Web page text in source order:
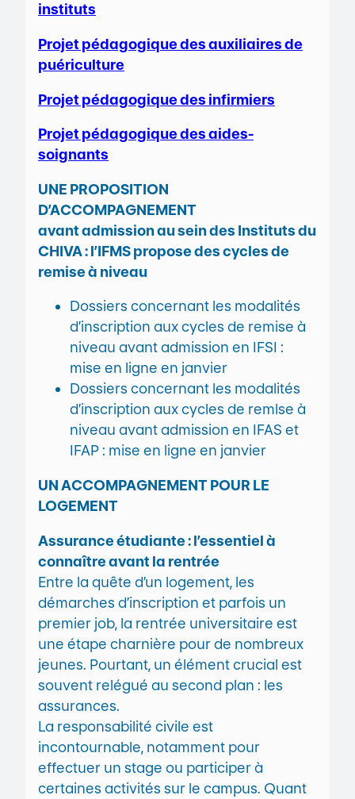
instituts
Projet pédagogique des auxiliaires de
puériculture
Projet pédagogique des infirmiers
Projet pédagogique des aides-
soignants
UNE PROPOSITION
D’ACCOMPAGNEMENT
avant admission au sein des Instituts du
CHIVA : l’IFMS propose des cycles de
remise à niveau
Dossiers concernant les modalités
d’inscription aux cycles de remise à
niveau avant admission en IFSI :
mise en ligne en janvier
Dossiers concernant les modalités
d’inscription aux cycles de remlse à
niveau avant admission en IFAS et
IFAP : mise en ligne en janvier
UN ACCOMPAGNEMENT POUR LE
LOGEMENT
Assurance étudiante : l’essentiel à
connaître avant la rentrée
Entre la quête d’un logement, les
démarches d’inscription et parfois un
premier job, la rentrée universitaire est
une étape charnière pour de nombreux
jeunes. Pourtant, un élément crucial est
souvent relégué au second plan : les
assurances.
La responsabilité civile est
incontournable, notamment pour
effectuer un stage ou participer à
certaines activités sur le campus. Quant